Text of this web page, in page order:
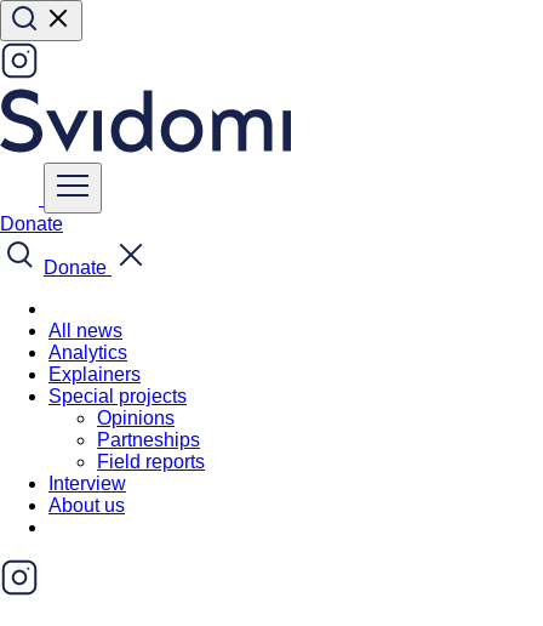
Donate
Donate
All news
Analytics
Explainers
Special projects
Opinions
Partneships
Field reports
Interview
About us